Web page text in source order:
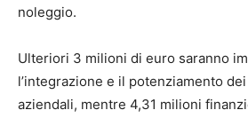
noleggio.
Ulteriori 3 milioni di euro saranno
l’integrazione e il potenziamento
aziendali, mentre 4,31 milioni